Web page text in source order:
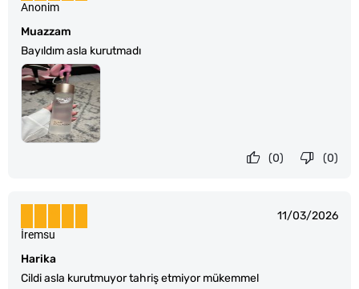
Muazzam
Bayıldım asla kurutmadı
Anonim
(0)
(0)
11/03/2026
Harika
Cildi asla kurutmuyor tahriş etmiyor mükemmel
İremsu